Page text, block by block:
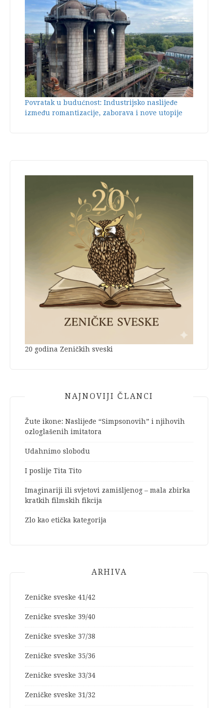
Povratak u budućnost: Industrijsko naslijeđe
između romantizacije, zaborava i nove utopije
20 godina Zeničkih sveski
NAJNOVIJI ČLANCI
Žute ikone: Naslijeđe “Simpsonovih” i njihovih
ozloglašenih imitatora
Udahnimo slobodu
I poslije Tita Tito
Imaginariji ili svjetovi zamišljenog – mala zbirka
kratkih filmskih fikcija
Zlo kao etička kategorija
ARHIVA
Zeničke sveske 41/42
Zeničke sveske 39/40
Zeničke sveske 37/38
Zeničke sveske 35/36
Zeničke sveske 33/34
Zeničke sveske 31/32